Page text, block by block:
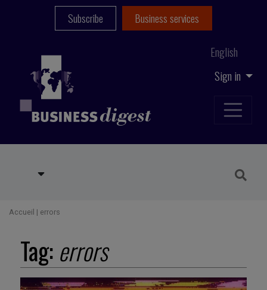
Sign in
English
Subscribe Business services
Accueil | errors
Tag: errors